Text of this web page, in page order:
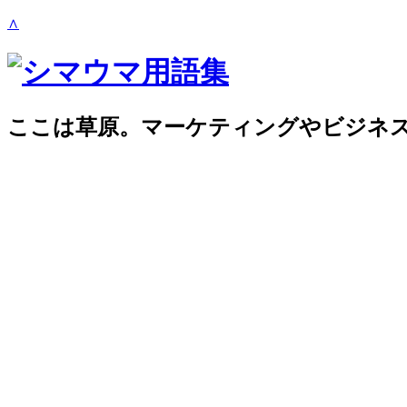
∧
ここは草原。マーケティングやビジネ